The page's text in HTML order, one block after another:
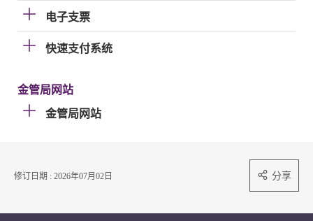
电子支票
快速支付系统
金管局网站
金管局网站
修订日期 : 2026年07月02日 分享